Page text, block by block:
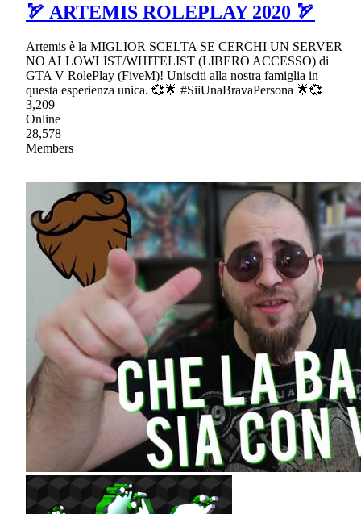
🏹 ARTEMIS ROLEPLAY 2020 🏹
Artemis è la MIGLIOR SCELTA SE CERCHI UN SERVER
NO ALLOWLIST/WHITELIST (LIBERO ACCESSO) di
GTA V RolePlay (FiveM)! Unisciti alla nostra famiglia in
questa esperienza unica. 💞🌟 #SiiUnaBravaPersona 🌟💞
3,209
Online
28,578
Members